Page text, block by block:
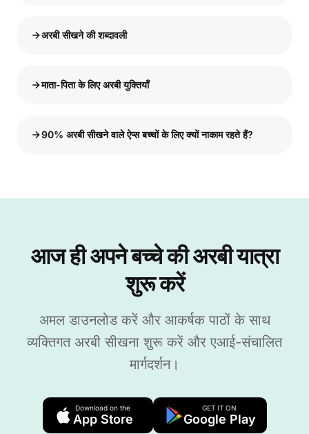
अरबी सीखने की शब्दावली
माता-पिता के लिए अरबी युक्तियाँ
90% अरबी सीखने वाले ऐप्स बच्चों के लिए क्यों नाकाम रहते हैं?
आज ही अपने बच्चे की अरबी यात्रा
शुरू करें
अमल डाउनलोड करें और आकर्षक पाठों के साथ
व्यक्तिगत अरबी सीखना शुरू करें और एआई-संचालित
मार्गदर्शन।
Download on the
App Store
GET IT ON
Google Play